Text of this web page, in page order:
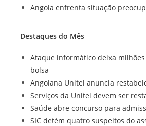
Angola enfrenta situação
Destaques do Mês
Ataque informático deixa
bolsa
Angolana Unitel anuncia
Serviços da Unitel devem ser
Saúde abre concurso para
SIC detém quatro suspeitos do